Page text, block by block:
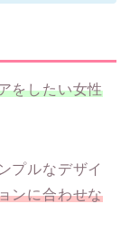
をしたい女性
プルなデザイ
ンに合わせな